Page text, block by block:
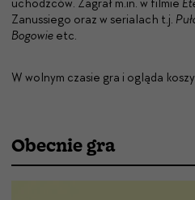
uchodźców. Zagrał m.in. w filmie
Zanussiego oraz w serialach t.j.
Bogowie etc.
W wolnym czasie gra i ogląda
Obecnie gra